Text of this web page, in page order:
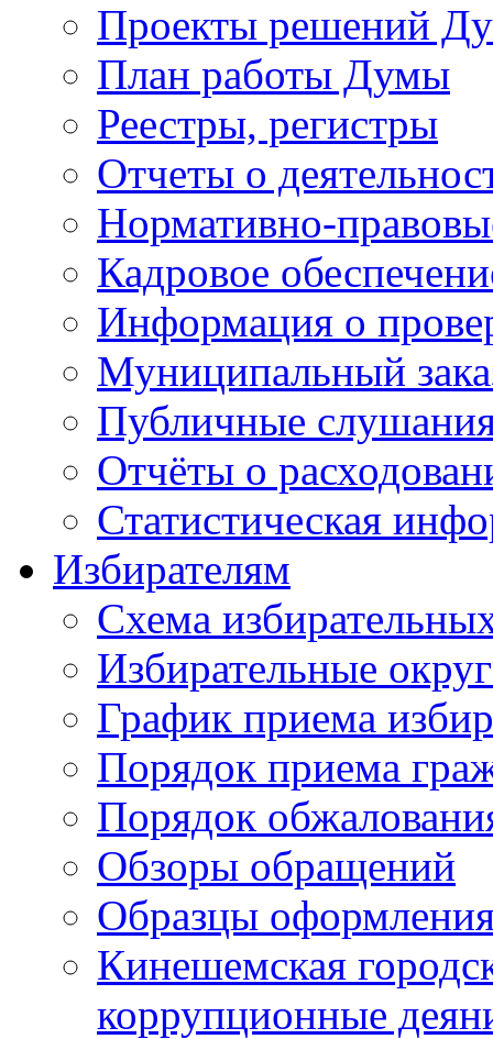
Проекты решений
План работы Думы
Реестры, регистры
Отчеты о
Нормативно-
Кадровое
Информация о
Муниципальный
Публичные
Отчёты о
Статистическая
Избирателям
Схема
Избирательные
График приема
Порядок приема
Порядок
Обзоры обращений
Образцы
Кинешемская
коррупционные